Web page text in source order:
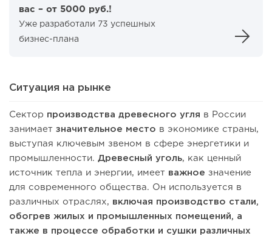
вас – от 5000 руб.!
Уже разработали 73 успешных
бизнес-плана
Ситуация на рынке
Сектор производства древесного угля в России
занимает значительное место в экономике страны,
выступая ключевым звеном в сфере энергетики и
промышленности. Древесный уголь, как ценный
источник тепла и энергии, имеет важное значение
для современного общества. Он используется в
различных отраслях, включая производство стали,
обогрев жилых и промышленных помещений, а
также в процессе обработки и сушки различных